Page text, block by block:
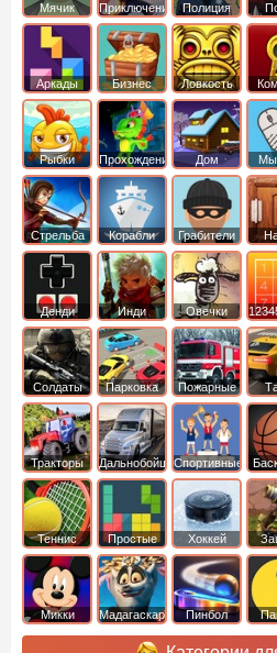
Мячик Приключения Полиция
Аркады
Бизнес
симуляторы
Ловкость
Рыбки Прохождение Дом
Cтрельба
из лука
Корабли Грабители
Денди Инди
Овечки
идут домой
Солдаты
Парковка
машин
Пожарные
машины
Тракторы ДальнобойщикиСпортивные
Теннис Простые Хоккей
Микки
Мадагаскар Пинбол